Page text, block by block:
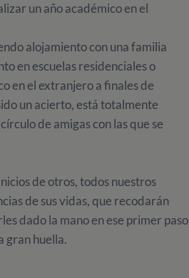
un año académico en el
alojamiento con una familia
en escuelas residenciales o
en el extranjero a finales de
un acierto, está totalmente
de amigas con las que se
de otros, todos nuestros
de sus vidas, que recodarán
dado la mano en ese primer paso
gran huella.